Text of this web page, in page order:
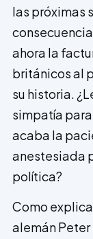
las próximas
ahora la
británicos al
su historia.
simpatía
acaba la
anestesiada
política?
Como
alemán Peter